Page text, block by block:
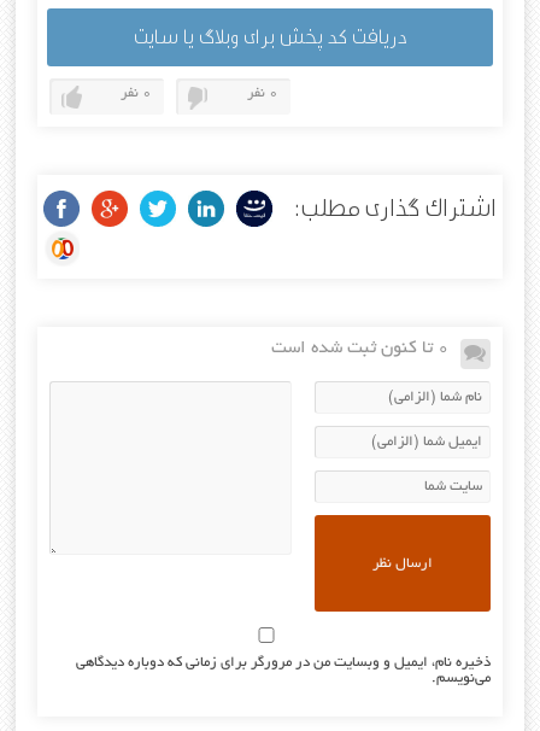
دریافت کد پخش برای وبلاگ یا سایت
0 نفر 0 نفر
اشتراک گذاری مطلب:
0 تا کنون ثبت شده است
ذخیره نام، ایمیل و وبسایت من در مرورگر برای زمانی که دوباره دیدگاهی
می‌نویسم.